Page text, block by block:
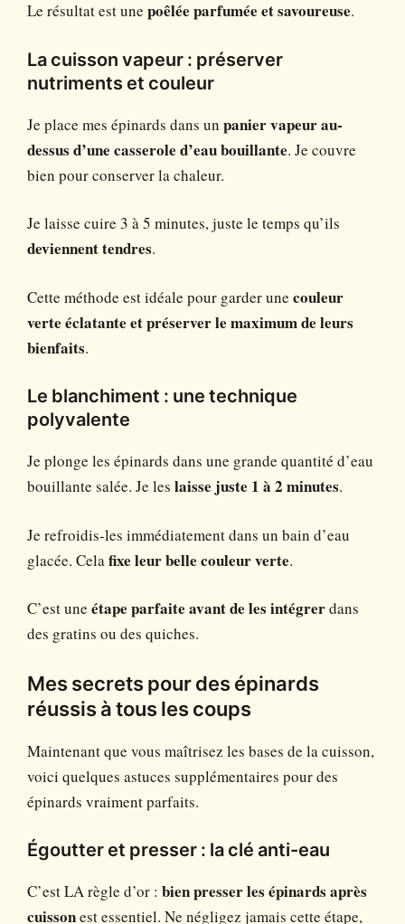
Le résultat est une poêlée parfumée et savoureuse.
La cuisson vapeur : préserver
nutriments et couleur
Je place mes épinards dans un panier vapeur au-
dessus d’une casserole d’eau bouillante. Je couvre
bien pour conserver la chaleur.
Je laisse cuire 3 à 5 minutes, juste le temps qu’ils
deviennent tendres.
Cette méthode est idéale pour garder une couleur
verte éclatante et préserver le maximum de leurs
bienfaits.
Le blanchiment : une technique
polyvalente
Je plonge les épinards dans une grande quantité d’eau
bouillante salée. Je les laisse juste 1 à 2 minutes.
Je refroidis-les immédiatement dans un bain d’eau
glacée. Celafixe leur belle couleur verte.
C’est une étape parfaite avant de les intégrerdans
des gratins ou des quiches.
Mes secrets pour des épinards
réussis à tous les coups
Maintenant que vous maîtrisez les bases de la cuisson,
voici quelques astuces supplémentaires pour des
épinards vraiment parfaits.
Égoutter et presser : la clé anti-eau
C’est LA règle d’or : bien presser les épinards après
cuissonest essentiel. Ne négligez jamais cette étape,